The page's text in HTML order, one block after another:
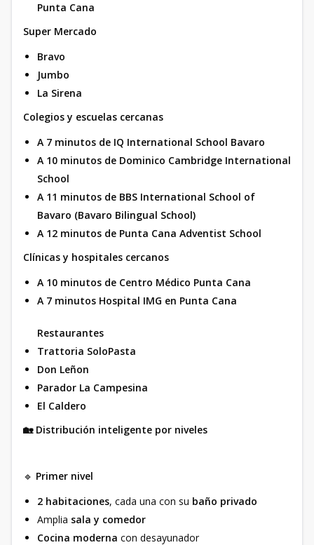
Punta Cana
Super Mercado
Bravo
Jumbo
La Sirena
Colegios y escuelas cercanas
A 7 minutos de IQ International School Bavaro
A 10 minutos de Dominico Cambridge International
School
A 11 minutos de BBS International School of
Bavaro (Bavaro Bilingual School)
A 12 minutos de Punta Cana Adventist School
Clínicas y hospitales cercanos
A 10 minutos de Centro Médico Punta Cana
A 7 minutos Hospital IMG en Punta Cana
Restaurantes
Trattoria SoloPasta
Don Leñon
Parador La Campesina
El Caldero
🏡 Distribución inteligente por niveles
🔹 Primer nivel
2 habitaciones, cada una con su baño privado
Amplia sala y comedor
Cocina moderna con desayunador